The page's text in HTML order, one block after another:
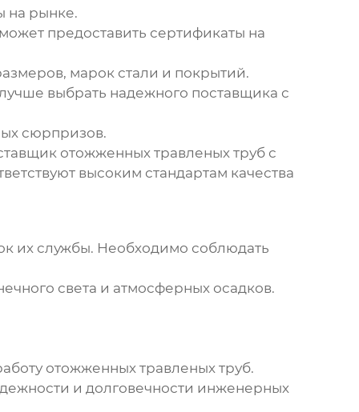
на рынке.
предоставить сертификаты на
марок стали и покрытий.
выбрать надежного поставщика с
сюрпризов.
отожженных травленых трубс
высоким стандартам качества
их службы. Необходимо соблюдать
света и атмосферных осадков.
отожженных травленых труб.
и долговечности инженерных